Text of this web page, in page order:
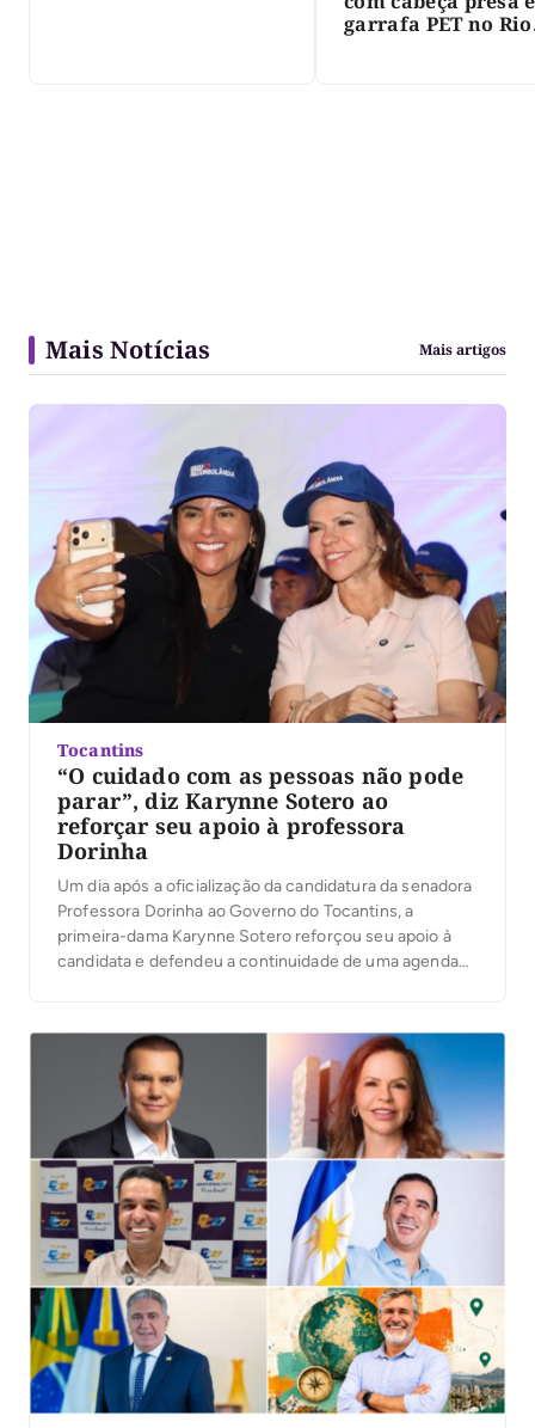
garrafa PET no Rio
Mais Notícias Mais artigos
Tocantins
“O cuidado com as pessoas não pode
parar”, diz Karynne Sotero ao
reforçar seu apoio à professora
Dorinha
Um dia após a oficialização da candidatura da senadora
Professora Dorinha ao Governo do Tocantins, a
primeira-dama Karynne Sotero reforçou seu apoio à
candidata e defendeu a continuidade de uma agenda
publicado nesta quinta-feira, 6, Karynne reafirmou sua